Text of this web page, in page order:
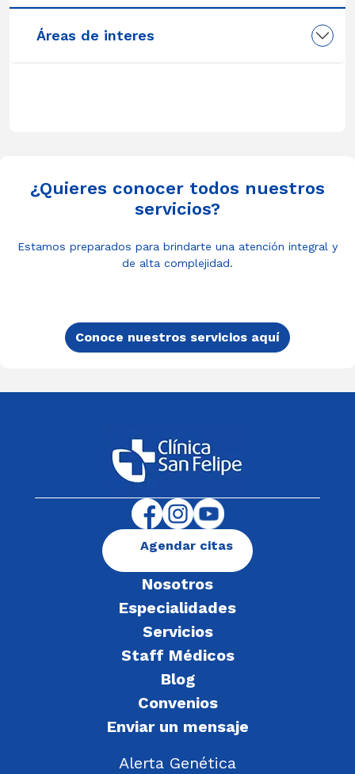
Áreas de interes
¿Quieres conocer todos nuestros
servicios?
Estamos preparados para brindarte una atención integral y
de alta complejidad.
Conoce nuestros servicios aquí
Nosotros
Especialidades
Servicios
Staff Médicos
Blog
Convenios
Enviar un mensaje
Alerta Genética
Agendar citas